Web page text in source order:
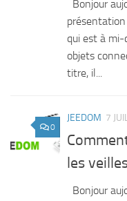
Bonjour
qui est à
objets
titre, il...
0
JEEDOM 7
les
Bonjour